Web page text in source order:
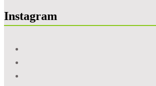
Instagram